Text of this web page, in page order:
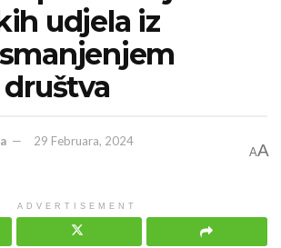
udjela iz
29 Februara, 2024
AA
ADVERTISEMENT